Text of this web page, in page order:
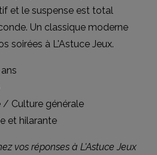
et le suspense est total
Un classique moderne
soirées à L'Astuce Jeux.
/ Culture générale
et hilarante
vos réponses à L'Astuce Jeux